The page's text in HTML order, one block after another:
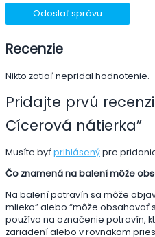
Odoslať správu
Recenzie
Nikto zatiaľ nepridal hodnotenie.
Pridajte prvú
Cícerová nátierka”
Musíte byťprihlásenýpre
Čo znamená na balení môže
Na balení potravín sa môže
mlieko” alebo “môže obsahovať
používa na označenie potravín,
zariadení alebo v rovnakom